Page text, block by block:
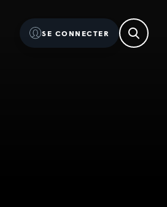
SE CONNECTER